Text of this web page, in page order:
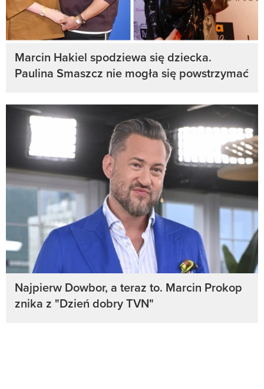
Marcin Hakiel spodziewa się dziecka.
Paulina Smaszcz nie mogła się powstrzymać
Najpierw Dowbor, a teraz to. Marcin Prokop
znika z "Dzień dobry TVN"